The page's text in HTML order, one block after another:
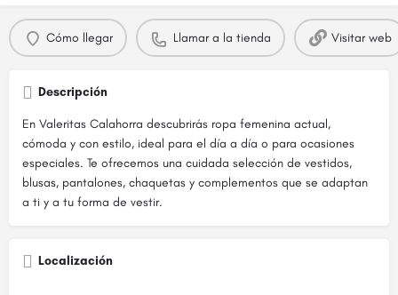
Cómo llegar Llamar a la tienda Visitar web
Descripción
En Valeritas Calahorra descubrirás ropa femenina actual,
cómoda y con estilo, ideal para el día a día o para ocasiones
especiales. Te ofrecemos una cuidada selección de vestidos,
blusas, pantalones, chaquetas y complementos que se adaptan
a ti y a tu forma de vestir.
Localización